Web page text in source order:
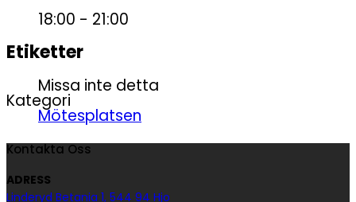
18:00 - 21:00
Etiketter
Missa inte detta
Kategori
Mötesplatsen
Kontakta Oss
ADRESS
Linderyd Betania 1, 544 94 Hjo